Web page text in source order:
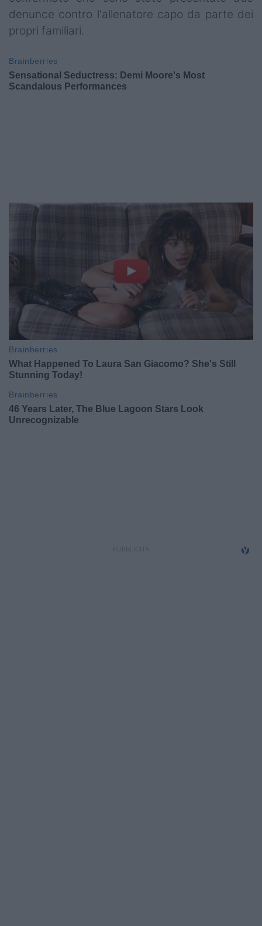
denunce contro l'allenatore capo da parte dei
propri familiari.